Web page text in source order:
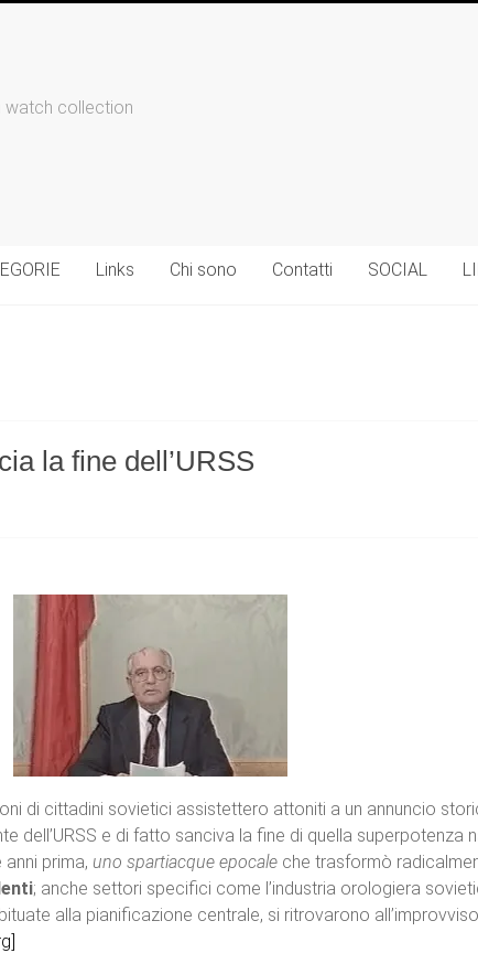
watch collection
Links Chi sono Contatti SOCIAL
la fine dell’URSS
di cittadini sovietici assistettero attoniti a un annuncio
dell’URSS e di fatto sanciva la fine di quella superpotenza
prima, uno spartiacque epocale che trasformò
; anche settori specifici come l’industria orologiera
alla pianificazione centrale, si ritrovarono